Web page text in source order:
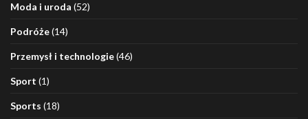
Moda i uroda (52)
Podróże(14)
Przemysł i technologie(46)
Sport (1)
Sports (18)